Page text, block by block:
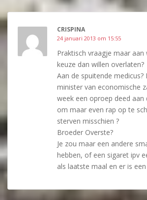
CRISPINA
24 januari 2013 om 15:55
Praktisch vraagje maar aan
keuze dan willen overlaten?
Aan de spuitende medicus?
minister van economische
week een oproep deed aan
om maar even rap op te
sterven misschien ?
Broeder Overste?
Je zou maar een andere
hebben, of een sigaret ipv
als laatste maal en er is